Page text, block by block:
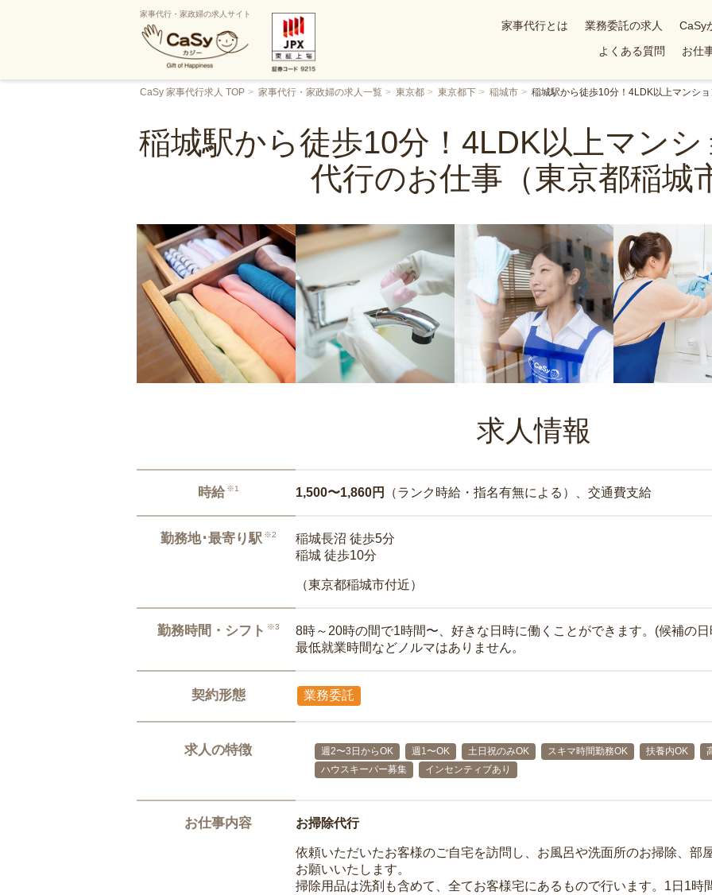
家事代行・家政婦の求人サイト
家事代行とは 業務委託の求人 CaSy
よくある質問
お仕
CaSy 家事代行求人 TOP 家事代行・家政婦の求人一覧 東京都 東京都下 稲城市 稲城駅から徒歩10分！4LDK以上マンシ
稲城駅から徒歩10分！4LDK以上マン
代行のお仕事（東京都稲城
求人情報
時給 ※1 1,500〜1,860円 （ランク時給・指名有無による）、交通費支給
勤務地･最寄り駅 ※2
稲城長沼 徒歩5分
稲城 徒歩10分
（東京都稲城市付近）
勤務時間・シフト ※3
8時～20時の間で1時間〜、好きな日時に働くことができます。(候補の
最低就業時間などノルマはありません。
契約形態 業務委託
求人の特徴 週2〜3日からOK 週1〜OK 土日祝のみOK スキマ時間勤務OK 扶養内OK
ハウスキーパー募集
インセンティブあり
お仕事内容 お掃除代行
依頼いただいたお客様のご自宅を訪問し、お風呂や洗面所のお掃除、部
お願いいたします。
掃除用品は洗剤も含めて、全てお客様宅にあるもので行います。1日1時